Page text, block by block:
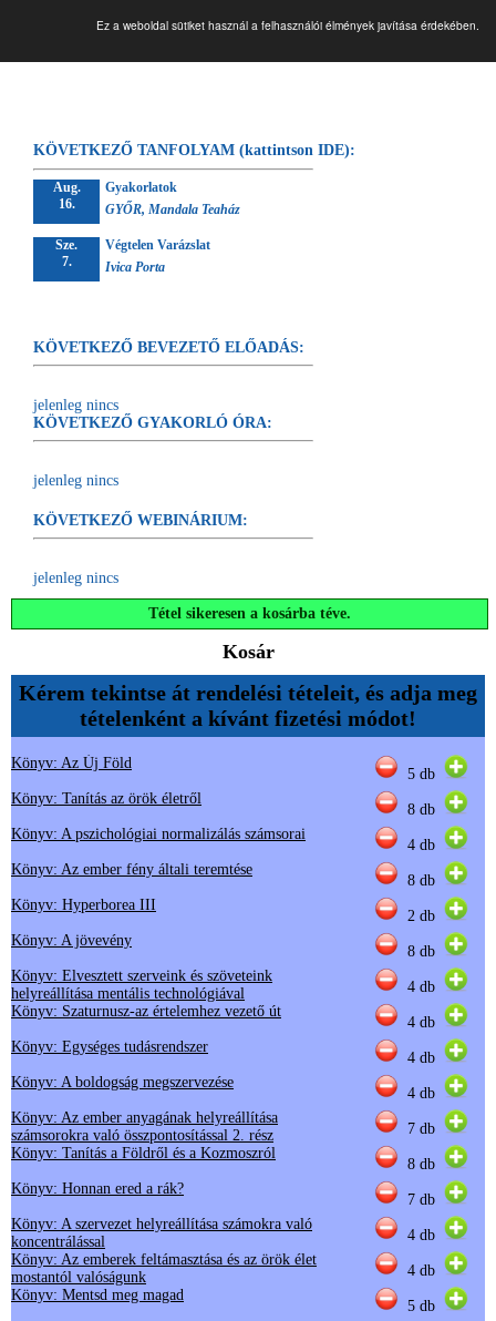
Ez a weboldal sütiket használ a felhasználói élmények javítása érdekében.
Végtelen forrás
KÖVETKEZŐ TANFOLYAM (kattintson IDE):
Aug.
16.
Gyakorlatok
GYŐR, Mandala Teaház
Sze.
7.
Végtelen Varázslat
Ivica Porta
KÖVETKEZŐ BEVEZETŐ ELŐADÁS:
jelenleg nincs
KÖVETKEZŐ GYAKORLÓ ÓRA:
jelenleg nincs
KÖVETKEZŐ WEBINÁRIUM:
jelenleg nincs
Tétel sikeresen a kosárba téve.
Kosár
Kérem tekintse át rendelési tételeit, és adja meg
tételenként a kívánt fizetési módot!
Könyv: Az Új Föld
5 db
Könyv: Tanítás az örök életről
8 db
Könyv: A pszichológiai normalizálás számsorai
4 db
Könyv: Az ember fény általi teremtése
8 db
Könyv: Hyperborea III
2 db
Könyv: A jövevény
8 db
Könyv: Elvesztett szerveink és szöveteink
helyreállítása mentális technológiával
4 db
Könyv: Szaturnusz-az értelemhez vezető út
4 db
Könyv: Egységes tudásrendszer
4 db
Könyv: A boldogság megszervezése
4 db
Könyv: Az ember anyagának helyreállítása
számsorokra való összpontosítással 2. rész
7 db
Könyv: Tanítás a Földről és a Kozmoszról
8 db
Könyv: Honnan ered a rák?
7 db
Könyv: A szervezet helyreállítása számokra való
koncentrálással
4 db
Könyv: Az emberek feltámasztása és az örök élet
mostantól valóságunk
4 db
Könyv: Mentsd meg magad
5 db